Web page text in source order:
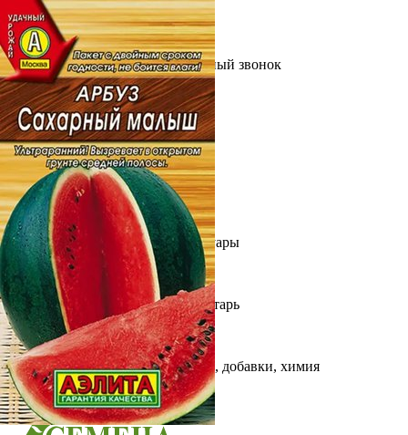
Выберите город
Обратный звонокЗаказать обратный звонок
Каталог
Семена
Грунты
Газонные травы, сидераты
Горшки, рассадники, аксессуары
Посадочный материал
Садовый инструмент, инвентарь
Консервирование
Средства защиты, удобрения, добавки, химия
Обустройство сада, декор